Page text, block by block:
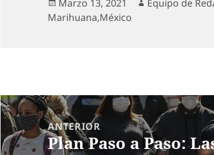
el
Marzo 13, 2021 Equipo de
Marihuana,México
Navegación
de
entradas
ANTERIOR
Entrada
Plan Paso a Paso: